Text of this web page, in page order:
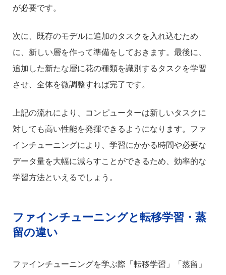
が必要です。
次に、既存のモデルに追加のタスクを入れ込むため
に、新しい層を作って準備をしておきます。最後に、
追加した新たな層に花の種類を識別するタスクを学習
させ、全体を微調整すれば完了です。
上記の流れにより、コンピューターは新しいタスクに
対しても高い性能を発揮できるようになります。ファ
インチューニングにより、学習にかかる時間や必要な
データ量を大幅に減らすことができるため、効率的な
学習方法といえるでしょう。
ファインチューニングと転移学習・蒸
留の違い
ファインチューニングを学ぶ際「転移学習」「蒸留」